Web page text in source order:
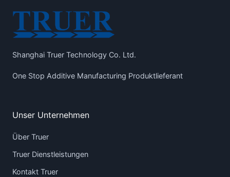
Shanghai Truer Technology Co. Ltd.
One Stop Additive Manufacturing Produktlieferant
Unser Unternehmen
Über Truer
Truer Dienstleistungen
Kontakt Truer